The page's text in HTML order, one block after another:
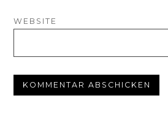
WEBSITE